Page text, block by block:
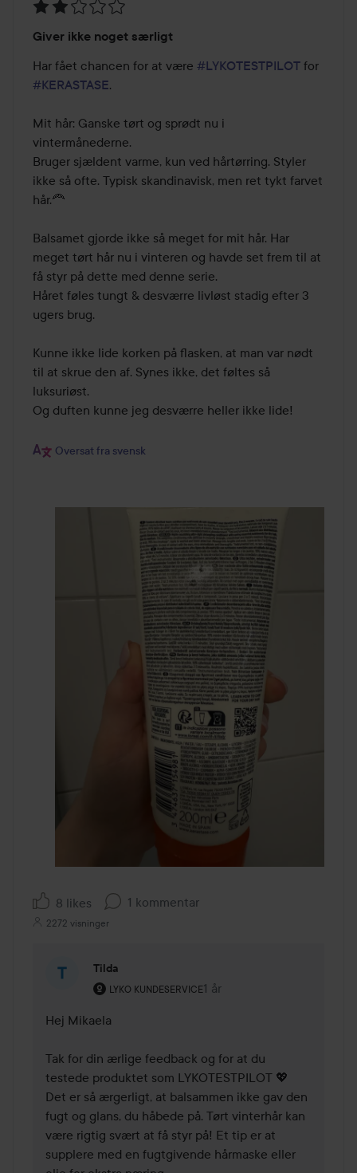
2
ud
af
Giver ikke noget særligt
Har fået chancen for at være #LYKOTESTPILOT
#KERASTASE.
Mit hår: Ganske tørt og sprødt nu i
vintermånederne.
Bruger sjældent varme, kun ved hårtørring. Styler
ikke så ofte. Typisk skandinavisk, men ret tykt farvet
hår.🦰
Balsamet gjorde ikke så meget for mit hår. Har
meget tørt hår nu i vinteren og havde set frem til at
få styr på dette med denne serie.
Håret føles tungt & desværre livløst stadig efter 3
ugers brug.
Kunne ikke lide korken på flasken, at man var nødt
til at skrue den af. Synes ikke, det føltes så
luksuriøst.
Og duften kunne jeg desværre heller ikke lide!
Oversat fra svensk
8 likes 1 kommentar
2272 visninger
Tilda
LYKO KUNDESERVICE
Brugerens rolle: Lyko Kundeservice.
1 år
Kommentaren lades 1 år
Hej Mikaela
Tak for din ærlige feedback og for at du
testede produktet som LYKOTESTPILOT 💖
Det er så ærgerligt, at balsammen ikke gav den
fugt og glans, du håbede på. Tørt vinterhår kan
være rigtig svært at få styr på! Et tip er at
supplere med en fugtgivende hårmaske eller